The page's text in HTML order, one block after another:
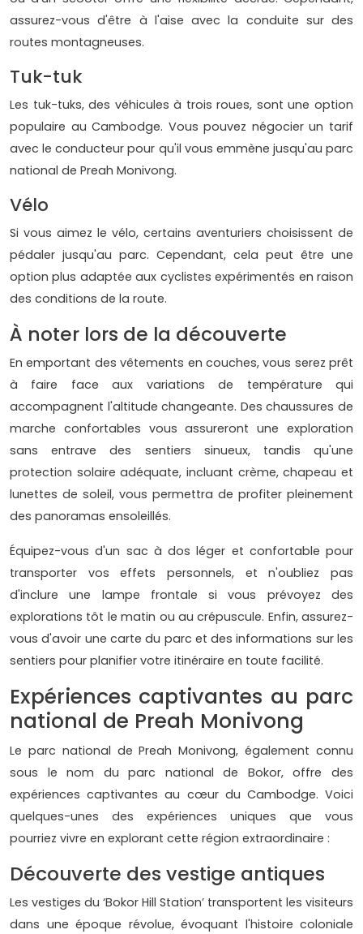
assurez-vous d'être à l'aise avec la conduite sur des
routes montagneuses.
Tuk-tuk
Les tuk-tuks, des véhicules à trois roues, sont une option
populaire au Cambodge. Vous pouvez négocier un tarif
avec le conducteur pour qu'il vous emmène jusqu'au parc
national de Preah Monivong.
Vélo
Si vous aimez le vélo, certains aventuriers choisissent de
pédaler jusqu'au parc. Cependant, cela peut être une
option plus adaptée aux cyclistes expérimentés en raison
des conditions de la route.
À noter lors de la découverte
En emportant des vêtements en couches, vous serez prêt
à faire face aux variations de température qui
accompagnent l'altitude changeante. Des chaussures de
marche confortables vous assureront une exploration
sans entrave des sentiers sinueux, tandis qu'une
protection solaire adéquate, incluant crème, chapeau et
lunettes de soleil, vous permettra de profiter pleinement
des panoramas ensoleillés.
Équipez-vous d'un sac à dos léger et confortable pour
transporter vos effets personnels, et n'oubliez pas
d'inclure une lampe frontale si vous prévoyez des
explorations tôt le matin ou au crépuscule. Enfin, assurez-
vous d'avoir une carte du parc et des informations sur les
sentiers pour planifier votre itinéraire en toute facilité.
Expériences captivantes au parc
national de Preah Monivong
Le parc national de Preah Monivong, également connu
sous le nom du parc national de Bokor, offre des
expériences captivantes au cœur du Cambodge. Voici
quelques-unes des expériences uniques que vous
pourriez vivre en explorant cette région extraordinaire :
Découverte des vestige antiques
Les vestiges du ‘Bokor Hill Station’ transportent les visiteurs
dans une époque révolue, évoquant l'histoire coloniale